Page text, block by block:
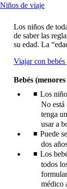
Niños de viajeThis
can
be
Los niños de
de saber las
su edad. La
Viajar con
Bebés
Los
No está
tenga
usar a
Puede
dos
Los
todos
médico